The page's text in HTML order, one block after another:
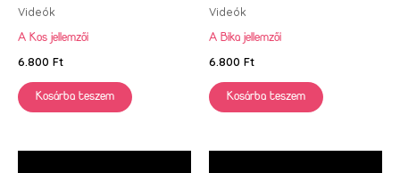
Videók
A Kos jellemzői
6.800 Ft
Kosárba teszem
Videók
A Bika jellemzői
6.800 Ft
Kosárba teszem